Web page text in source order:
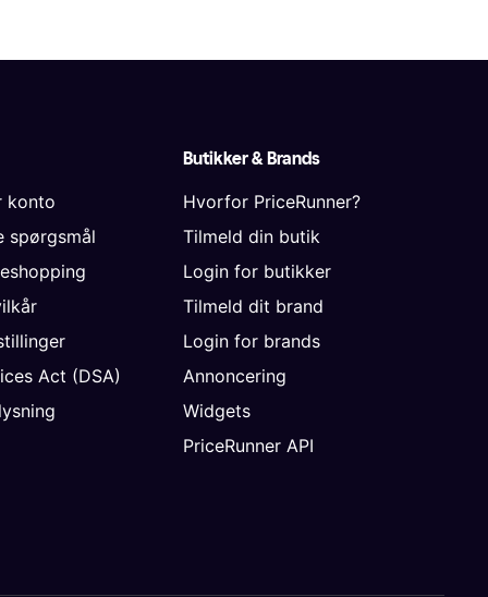
konto
spørgsmål
Act (DSA)
Butikker & Brands
Hvorfor PriceRunner?
Tilmeld din butik
Login for butikker
Tilmeld dit brand
Login for brands
Annoncering
Widgets
PriceRunner API